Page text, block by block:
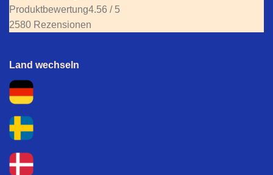
Produktbewertung4.56 / 5
2580 Rezensionen
Land wechseln